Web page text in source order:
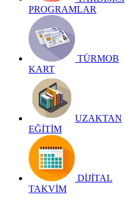
PROGRAMLAR
TÜRMOB
KART
UZAKTAN
EĞİTİM
DİJİTAL
TAKVİM